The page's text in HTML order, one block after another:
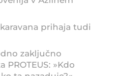
prihaja tudi
zaključno
»Kdo